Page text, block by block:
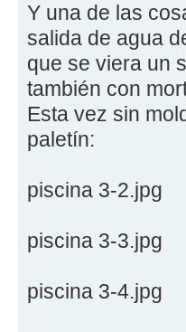
Y una de las
salida de agua
que se viera un
también con
Esta vez sin
paletín:
piscina 3-2.jpg
piscina 3-3.jpg
piscina 3-4.jpg